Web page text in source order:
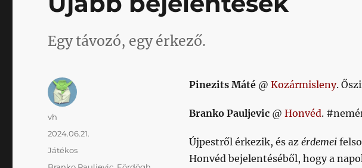
Egy távozó, egy érkező.
Pinezits Máté @ Kozármisleny.
Branko Pauljevic@ Honvéd.
Újpestről érkezik, és az érdemei
Honvéd bejelentéséből, hogy a
Szerző
vh
Közzétéve
2024.06.21.
Kategória
Játékos